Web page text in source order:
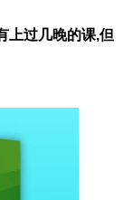
上过几晚的课,但